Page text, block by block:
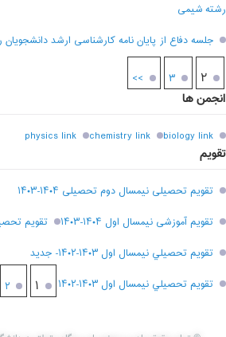
رشته شیمی
جلسه دفاع از پایان نامه کارشناسی ارشد
۲ ۳ >>
انجمن ها
biology link
chemistry link
physics link
تقویم
تقویم تحصیلی نیمسال دوم تحصیلی ۱۴۰۴-۱۴۰۳
تقویم آموزشی نیمسال اول ۱۴۰۴-۱۴۰۳
تقويم تحصيلي
تقويم تحصيلي نيمسال اول ۱۴۰۳-۱۴۰۲- جديد
تقويم تحصيلي نيمسال اول ۱۴۰۳-۱۴۰۲
۱ ۲